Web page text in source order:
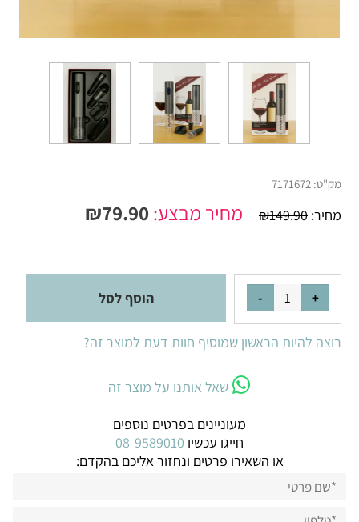
מק"ט: 7171672
מחיר: ₪149.90 מחיר מבצע: ₪79.90
הוסף לסל
רוצה להיות הראשון שמוסיף חוות דעת למוצר זה?
שאל אותנו על מוצר זה
מעוניינים בפרטים נוספים
חייגו עכשיו 08-9589010
או השאירו פרטים ונחזור אליכם בהקדם: